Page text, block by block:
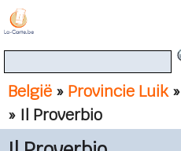
België » Provincie Luik»
» Il Proverbio